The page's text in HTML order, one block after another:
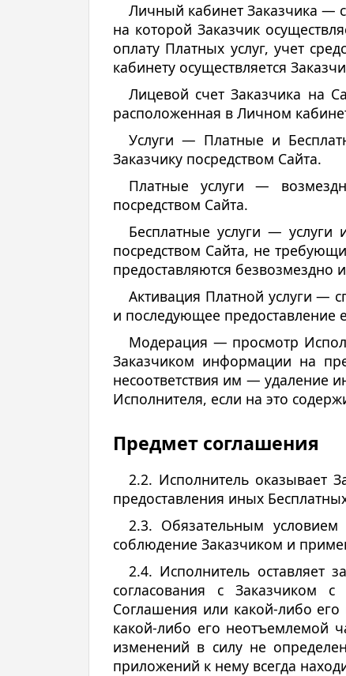
Личный кабинет Заказчика —
на которой Заказчик
оплату Платных услуг, учет
кабинету осуществляется
Лицевой счет Заказчика на
расположенная в Личном
Услуги — Платные и
Заказчику посредством Сайта.
Платные услуги —
посредством Сайта.
Бесплатные услуги — услуги
посредством Сайта, не
предоставляются безвозмездно
Активация Платной услуги —
и последующее предоставление
Модерация — просмотр
Заказчиком информации на
несоответствия им — удаление
Исполнителя, если на это
Предмет соглашения
2.2. Исполнитель оказывает
предоставления иных
2.3. Обязательным условием
соблюдение Заказчиком и
2.4. Исполнитель оставляет
согласования с Заказчиком
Соглашения или какой-либо
какой-либо его неотъемлемой
изменений в силу не
приложений к нему всегда